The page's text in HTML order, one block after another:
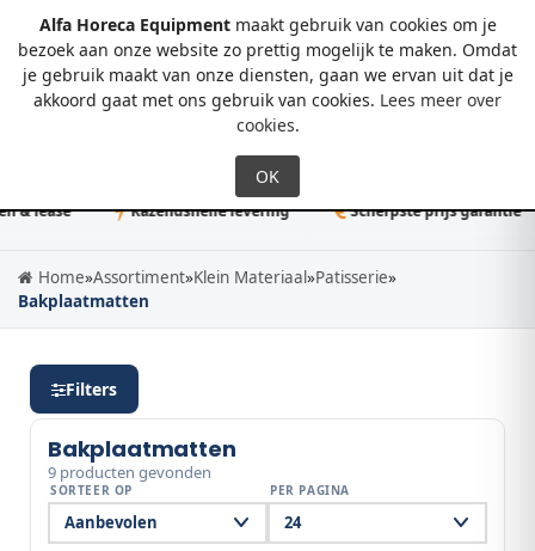
Alfa Horeca Equipmentmaakt gebruik van cookies om je
bezoek aan onze website zo prettig mogelijk te maken. Omdat
je gebruik maakt van onze diensten, gaan we ervan uit dat je
akkoord gaat met ons gebruik van cookies. Lees meer over
cookies.
0
lease Razendsnelle levering Scherpste prijs garantie
Home»Assortiment»Klein Materiaal»Patisserie»
Bakplaatmatten
Filters
Bakplaatmatten
9 producten gevonden
SORTEER OP PER PAGINA